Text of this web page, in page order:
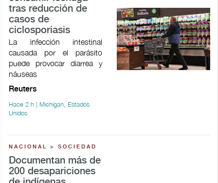
tras reducción de
casos de
ciclosporiasis
La infección intestinal
causada por el parásito
puede provocar ​diarrea y
náuseas
Reuters
Hace 2 h | Michigan, Estados
Unidos
NACIONAL > SOCIEDAD
Documentan más de
200 desapariciones